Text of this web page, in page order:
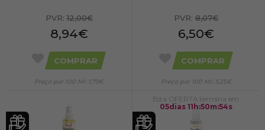
PVR:12,00€
8,94€
COMPRAR
Preço por 100 Ml: 1,79€
PVR:8,07€
6,50€
COMPRAR
Preço por 100 Ml: 3,25€
Esta OFERTA termina em
05dias 11 h:50m:54s